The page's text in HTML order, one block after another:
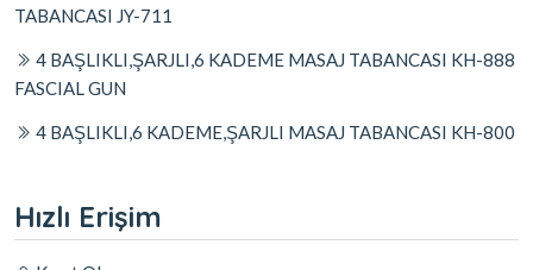
TABANCASI JY-711
4 BAŞLIKLI,ŞARJLI,6 KADEME MASAJ TABANCASI KH-888
FASCIAL GUN
4 BAŞLIKLI,6 KADEME,ŞARJLI MASAJ TABANCASI KH-800
Hızlı Erişim